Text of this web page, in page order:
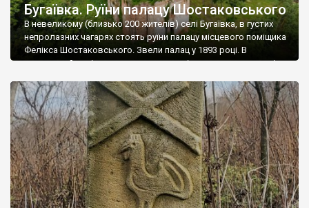
Бугаївка. Руїни палацу Шостаковського
В невеликому (близько 200 жителів) селі Бугаївка, в густих
непролазних чагарях стоять руїни палацу місцевого поміщика
Фелікса Шостаковського. Звели палац у 1893 році. В
радянський період у ньому спочатку містилася школа, потім
століття тут розмістили туберкульозну лікарню. Коли із
палацу виїхала лікарня – ми точно не […]